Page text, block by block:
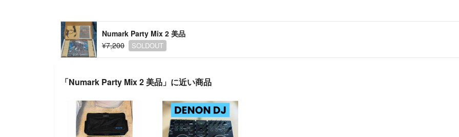
Numark Party Mix 2 美品
¥7,200
SOLDOUT
「Numark Party Mix 2 美品」に近い商品